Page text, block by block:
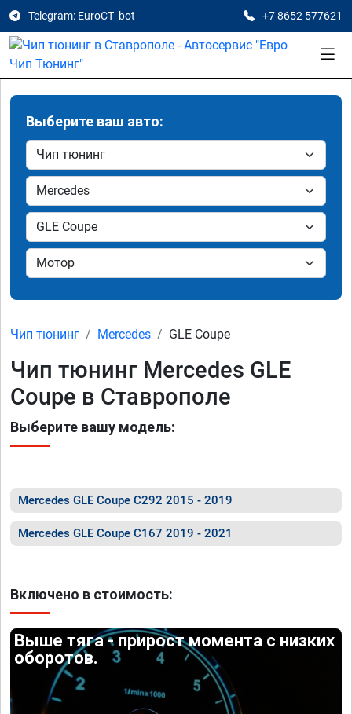
Telegram: EuroCT_bot +7 8652 577621
Выберите ваш авто:
Чип тюнинг Mercedes GLE Coupe
Чип тюнинг Mercedes GLE
Coupe в Ставрополе
Выберите вашу модель:
Mercedes GLE Coupe C292 2015 - 2019
Mercedes GLE Coupe C167 2019 - 2021
Включено в стоимость:
Выше тяга - прирост момента с низких
оборотов.